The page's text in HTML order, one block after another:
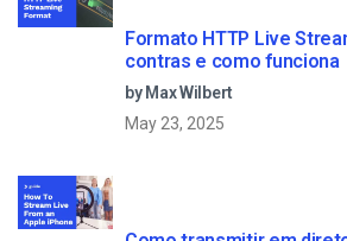
Formato HTTP Live
contras e como funciona
by Max Wilbert
May 23, 2025